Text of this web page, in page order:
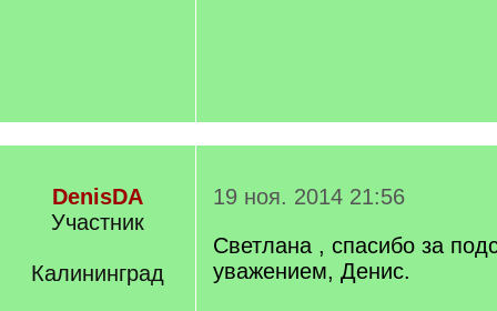
DenisDA
Участник
Калининград
19 ноя. 2014 21:56
Светлана , спасибо за
уважением, Денис.